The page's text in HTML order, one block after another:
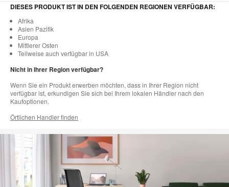
DIESES PRODUKT IST IN DEN FOLGENDEN REGIONEN VERFÜGBAR:
Afrika
Asien Pazifik
Europa
Mittlerer Osten
Teilweise auch verfügbar in USA
Nicht in Ihrer Region verfügbar?
Wenn Sie ein Produkt erwerben möchten, dass in Ihrer Region nicht
verfügbar ist, erkundigen Sie sich bei Ihrem lokalen Händler nach den
Kaufoptionen.
Örtlichen Handler finden